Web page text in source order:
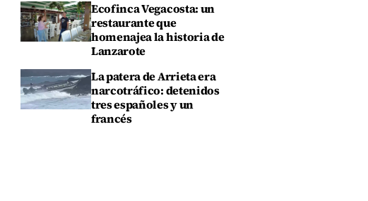
Ecofinca Vegacosta: un
restaurante que
homenajea la historia de
Lanzarote
La patera de Arrieta era
narcotráfico: detenidos
tres españoles y un
francés